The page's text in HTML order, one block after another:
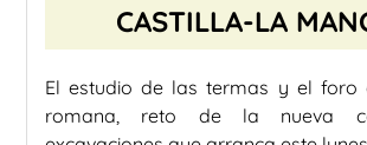
CASTILLA-LA
El estudio de las termas y el foro
romana, reto de la nueva